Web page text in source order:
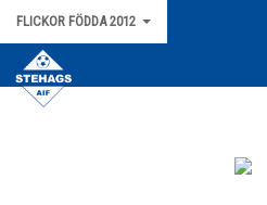
FLICKOR FÖDDA 2012
HEM